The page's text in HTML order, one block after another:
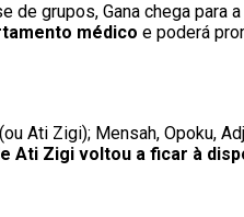
grupos, Gana chega para
médico e poderá
Ati Zigi); Mensah, Opoku,
Ati Zigi voltou a ficar à